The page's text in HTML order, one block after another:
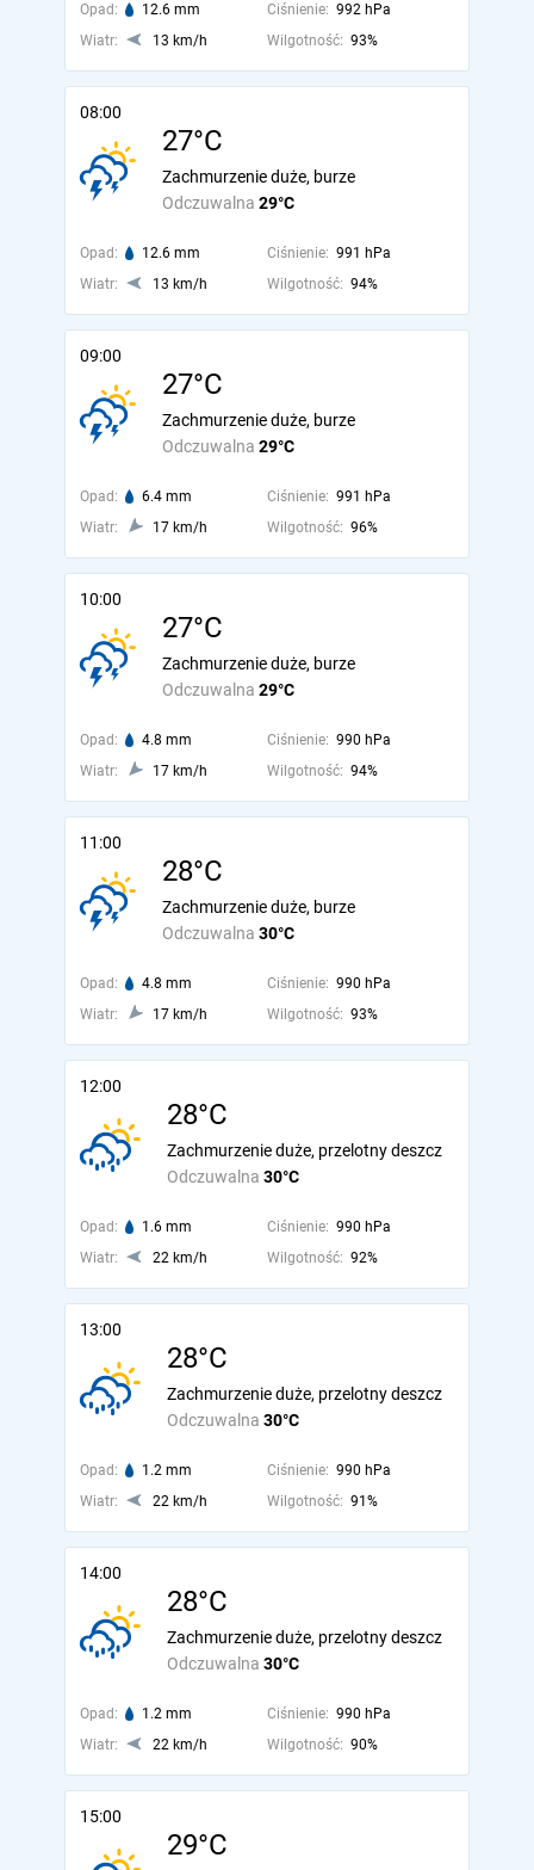
Opad: 12.6 mm Ciśnienie: 992 hPa
Wiatr:
13 km/h Wilgotność: 93%
08:00
27°C
Odczuwalna 29°C
Zachmurzenie duże, burze
Opad: 12.6 mm Ciśnienie: 991 hPa
Wiatr:
13 km/h Wilgotność: 94%
09:00
27°C
Odczuwalna 29°C
Zachmurzenie duże, burze
Opad: 6.4 mm Ciśnienie: 991 hPa
Wiatr:
17 km/h Wilgotność: 96%
10:00
27°C
Odczuwalna 29°C
Zachmurzenie duże, burze
Opad: 4.8 mm Ciśnienie: 990 hPa
Wiatr:
17 km/h Wilgotność: 94%
11:00
28°C
Odczuwalna 30°C
Zachmurzenie duże, burze
Opad: 4.8 mm Ciśnienie: 990 hPa
Wiatr:
17 km/h Wilgotność: 93%
12:00
28°C
Odczuwalna 30°C
Zachmurzenie duże, przelotny deszcz
Opad: 1.6 mm Ciśnienie: 990 hPa
Wiatr:
22 km/h Wilgotność: 92%
13:00
28°C
Odczuwalna 30°C
Zachmurzenie duże, przelotny deszcz
Opad: 1.2 mm Ciśnienie: 990 hPa
Wiatr:
22 km/h Wilgotność: 91%
14:00
28°C
Odczuwalna 30°C
Zachmurzenie duże, przelotny deszcz
Opad: 1.2 mm Ciśnienie: 990 hPa
Wiatr:
22 km/h Wilgotność: 90%
15:00
29°C